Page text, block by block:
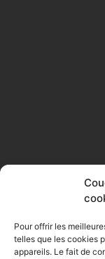
Pour offrir les
telles que les cookies
appareils. Le fait de